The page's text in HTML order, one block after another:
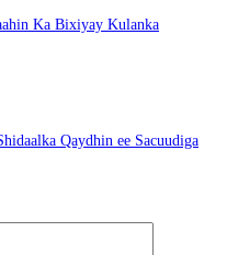
Ka Bixiyay Kulanka
Qaydhin ee Sacuudiga